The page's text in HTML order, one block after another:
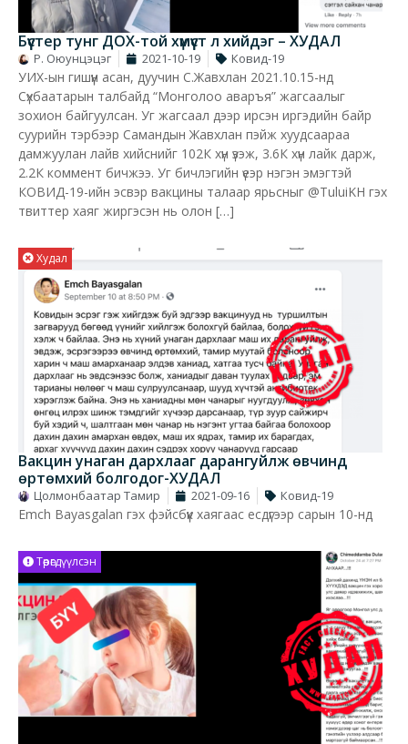
Бүүстер тунг ДОХ-той хүмүүст л хийдэг – ХУДАЛ
Р. Оюунцэцэг 2021-10-19 Ковид-19
УИХ-ын гишүүн асан, дуучин С.Жавхлан 2021.10.15-нд
Сүхбаатарын талбайд “Монголоо аваръя” жагсаалыг
зохион байгуулсан. Уг жагсаал дээр ирсэн иргэдийн байр
суурийн тэрбээр Самандын Жавхлан пэйж хуудсаараа
дамжуулан лайв хийснийг 102К хүн үзэж, 3.6К хүн лайк дарж,
2.2К коммент бичжээ. Уг бичлэгийн үеэр нэгэн эмэгтэй
КОВИД-19-ийн эсвэр вакцины талаар ярьсныг @TuluiKH гэх
твиттер хаяг жиргэсэн нь олон […]
Худал
Вакцин унаган дархлааг дарангуйлж өвчинд
өртөмхий болгодог-ХУДАЛ
Цолмонбаатар Тамир 2021-09-16 Ковид-19
Emch Bayasgalan гэх фэйсбүүк хаягаас есдүгээр сарын 10-нд
Төөрөгдүүлсэн